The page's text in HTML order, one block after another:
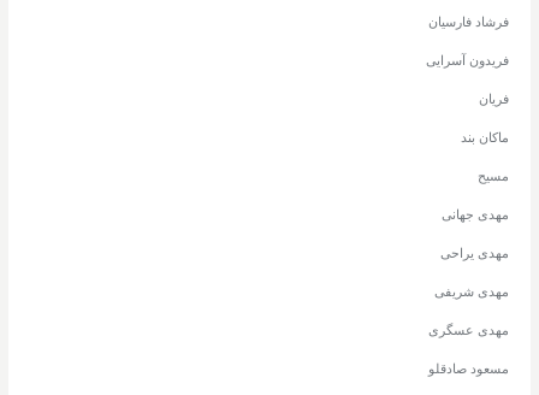
فرشاد فارسیان
فریدون آسرایی
فریان
ماکان بند
مسیح
مهدی جهانی
مهدی یراحی
مهدی شریفی
مهدی عسگری
مسعود صادقلو